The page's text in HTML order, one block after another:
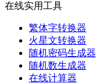
在线实用工具
繁体字转换器
火星文转换器
随机密码生成器
随机数生成器
在线计算器